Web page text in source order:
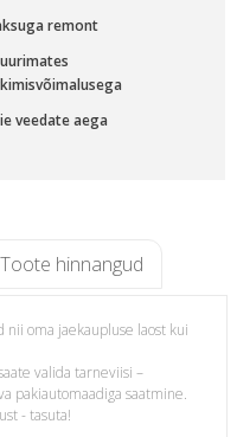
remont
veedate aega
Toote hinnangud
oma jaekaupluse laost kui
valida tarneviisi –
pakiautomaadiga saatmine.
- tasuta!